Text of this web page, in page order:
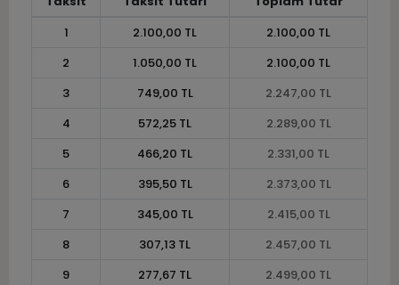
1
2.100,00 TL
2.100,00 TL
2
1.050,00 TL
2.100,00 TL
3
749,00 TL
2.247,00 TL
4
572,25 TL
2.289,00 TL
5
466,20 TL
2.331,00 TL
6
395,50 TL
2.373,00 TL
7
345,00 TL
2.415,00 TL
8
307,13 TL
2.457,00 TL
9
277,67 TL
2.499,00 TL